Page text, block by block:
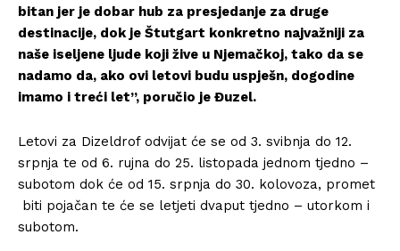
bitan jer je dobar hub za presjedanje za druge
destinacije, dok je Štutgart konkretno najvažniji za
naše iseljene ljude koji žive u Njemačkoj, tako da se
nadamo da, ako ovi letovi budu uspješn, dogodine
imamo i treći let’’, poručio je Đuzel.
Letovi za Dizeldrof odvijat će se od 3. svibnja do 12.
srpnja te od 6. rujna do 25. listopada jednom tjedno –
subotom dok će od 15. srpnja do 30. kolovoza, promet
biti pojačan te će se letjeti dvaput tjedno – utorkom i
subotom.